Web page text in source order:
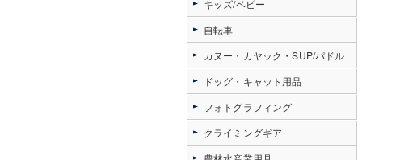
キッズ/ベビー
自転車
カヌー・カヤック・SUP/パドル
ドッグ・キャット用品
フォトグラフィング
クライミングギア